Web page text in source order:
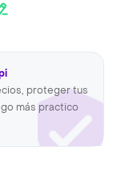
proteger tus
más practico